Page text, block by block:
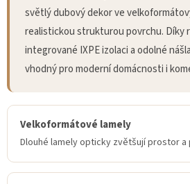
světlý dubový dekor ve
realistickou strukturou povrchu. Díky
integrované IXPE izolaci a odolné
vhodný pro moderní domácnosti i
Velkoformátové lamely
Dlouhé lamely opticky zvětšují prostor a